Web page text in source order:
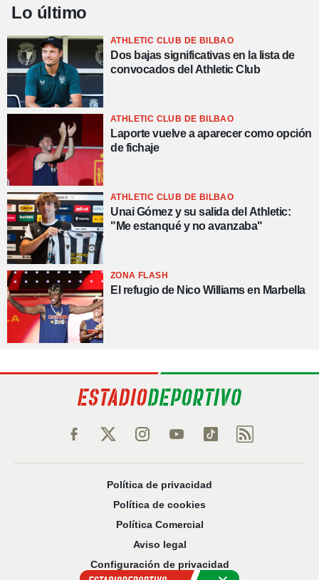
Lo último
ATHLETIC CLUB DE BILBAO
Dos bajas significativas en la lista de
convocados del Athletic Club
ATHLETIC CLUB DE BILBAO
Laporte vuelve a aparecer como opción
de fichaje
ATHLETIC CLUB DE BILBAO
Unai Gómez y su salida del Athletic:
"Me estanqué y no avanzaba"
ZONA FLASH
El refugio de Nico Williams en Marbella
Política de privacidad
Política de cookies
Política Comercial
Aviso legal
Configuración de privacidad